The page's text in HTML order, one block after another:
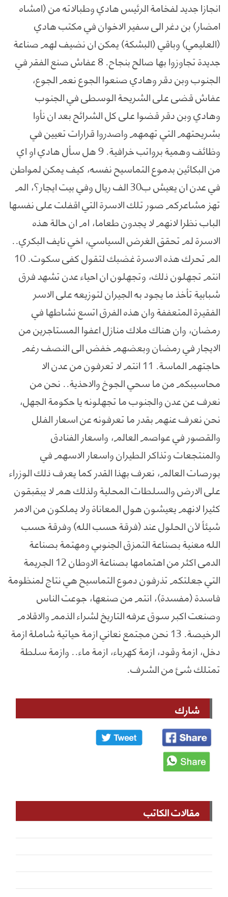
انجازا جديد لفخامة الرئيس هادي وطبالاته من (امشاه
امضار) بن دغر الى سفير الاخوان في مكتب هادي
(العليمي) وباقي (البشكة) يمكن ان نضيف لهم صناعة
جديدة تجاوزوا بها صالح بنجاح. 8 عفاش صنع الفقر في
الجنوب وبن دقر وهادي صنعوا الجوع نعم الجوع،
عفاش قضى على الشريحة الوسطى في الجنوب
وهادي وبن دقر قضوا على كل الشرائح بعد ان نأوا
بشريحتهم التي تهمهم واصدروا قرارات تعيين في
وظائف وهمية برواتب خرافية. 9 هل سأل هادي او اي
من البكائين بدموع التماسيح نفسه، كيف يمكن لمواطن
في عدن ان يعيش ب30 الف ريال وفي بيت ايجار؟، الم
تهز مشاعركم صور تلك الاسرة التي اقفلت على نفسها
الباب نظرا لانهم لا يجدون طعاما، ام ان حالة هذه
الاسرة لم تحقق الغرض السياسي، اخي نايف البكري..
الم تحرك هذه الاسرة غضبك لتقول كفى سكوت. 10
انتم تجهلون ذلك، وتجهلون ان احياء عدن تشهد فرق
شبابية تأخذ ما يجود به الجيران لتوزيعه على الاسر
الفقيرة المتعففة وان هذه الفرق اتسع نشاطها في
رمضان، وان هناك ملاك منازل اعفوا المستاجرين من
الايجار في رمضان وبعضهم خفض الى النصف رغم
حاجتهم الماسة. 11 انتم لا تعرفون من عدن الا
محاسيبكم من ما سحي الجوخ والاحذية.. نحن من
نعرف عن عدن والجنوب ما تجهلونه يا حكومة الجهل،
نحن نعرف عنهم بقدر ما تعرفونه عن اسعار الفلل
والقصور في عواصم العالم، واسعار الفنادق
والمنتجعات وتذاكر الطيران واسعار الاسهم في
بورصات العالم، نعرف بهذا القدر كما يعرف ذلك الوزراء
على الارض والسلطات المحلية ولذلك هم لا يبقبقون
كثيرا لانهم يعيشون هول المعاناة ولا يملكون من الامر
شيئاً لأن الحلول عند (فرقة حسب الله) وفرقة حسب
الله معنية بصناعة التمزق الجنوبي ومهتمة بصناعة
الدمى اكثر من اهتمامها بصناعة الاوطان 12 الجريمة
التي جعلتكم تذرفون دموع التماسيح هي نتاج لمنظومة
فاسدة (مفسدة)، انتم من صنعها، جوعت الناس
وصنعت اكبر سوق عرفه التاريخ لشراء الذمم والاقلام
الرخيصة. 13 نحن مجتمع نعاني ازمة حياتية شاملة ازمة
دخل، ازمة وقود، ازمة كهرباء، ازمة ماء.. وازمة سلطة
تمتلك شئ من الشرف.
شارك
مقالات الكاتب